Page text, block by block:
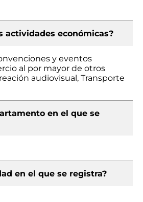
actividades económicas?
y eventos
al por mayor de otros
audiovisual, Transporte
en el que se
en el que se registra?